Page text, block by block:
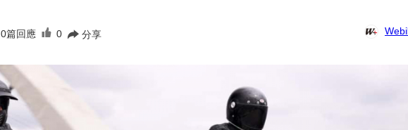
0篇回應 0 分享